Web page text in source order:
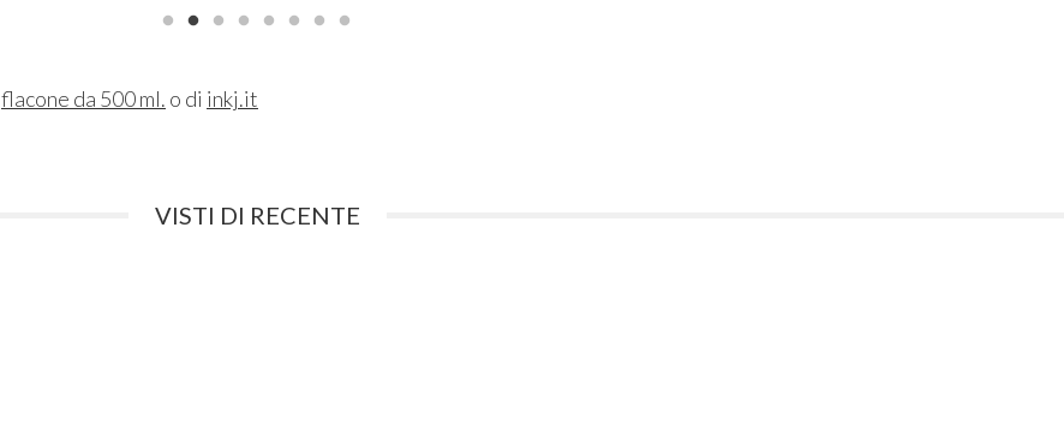
flacone da 500 ml. o di inkj.it
VISTI DI RECENTE